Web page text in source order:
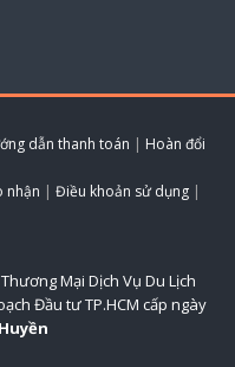
dẫn thanh toán | Hoàn đổi
nhận | Điều khoản sử dụng |
Mại Dịch Vụ Du Lịch
Đầu tư TP.HCM cấp ngày